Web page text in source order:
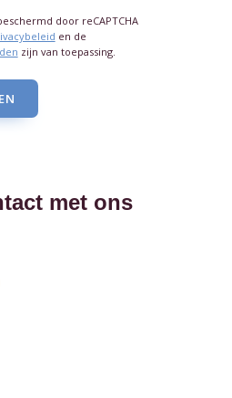
door reCAPTCHA
en de
zijn van toepassing.
met ons